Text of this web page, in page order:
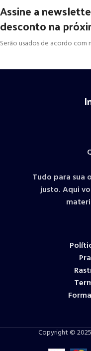
Assine a
desconto na
Serão usados de acordo com
Tudo para sua
justo. Aqui
Copyright ©